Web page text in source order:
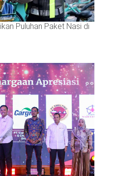
Puluhan Paket Nasi di